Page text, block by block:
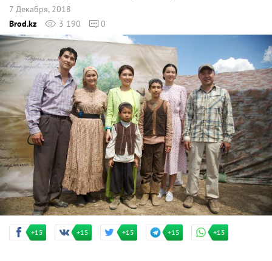
7 Декабря, 2018
Brod.kz
3 190 0
+15 +15 +15 +15 +15